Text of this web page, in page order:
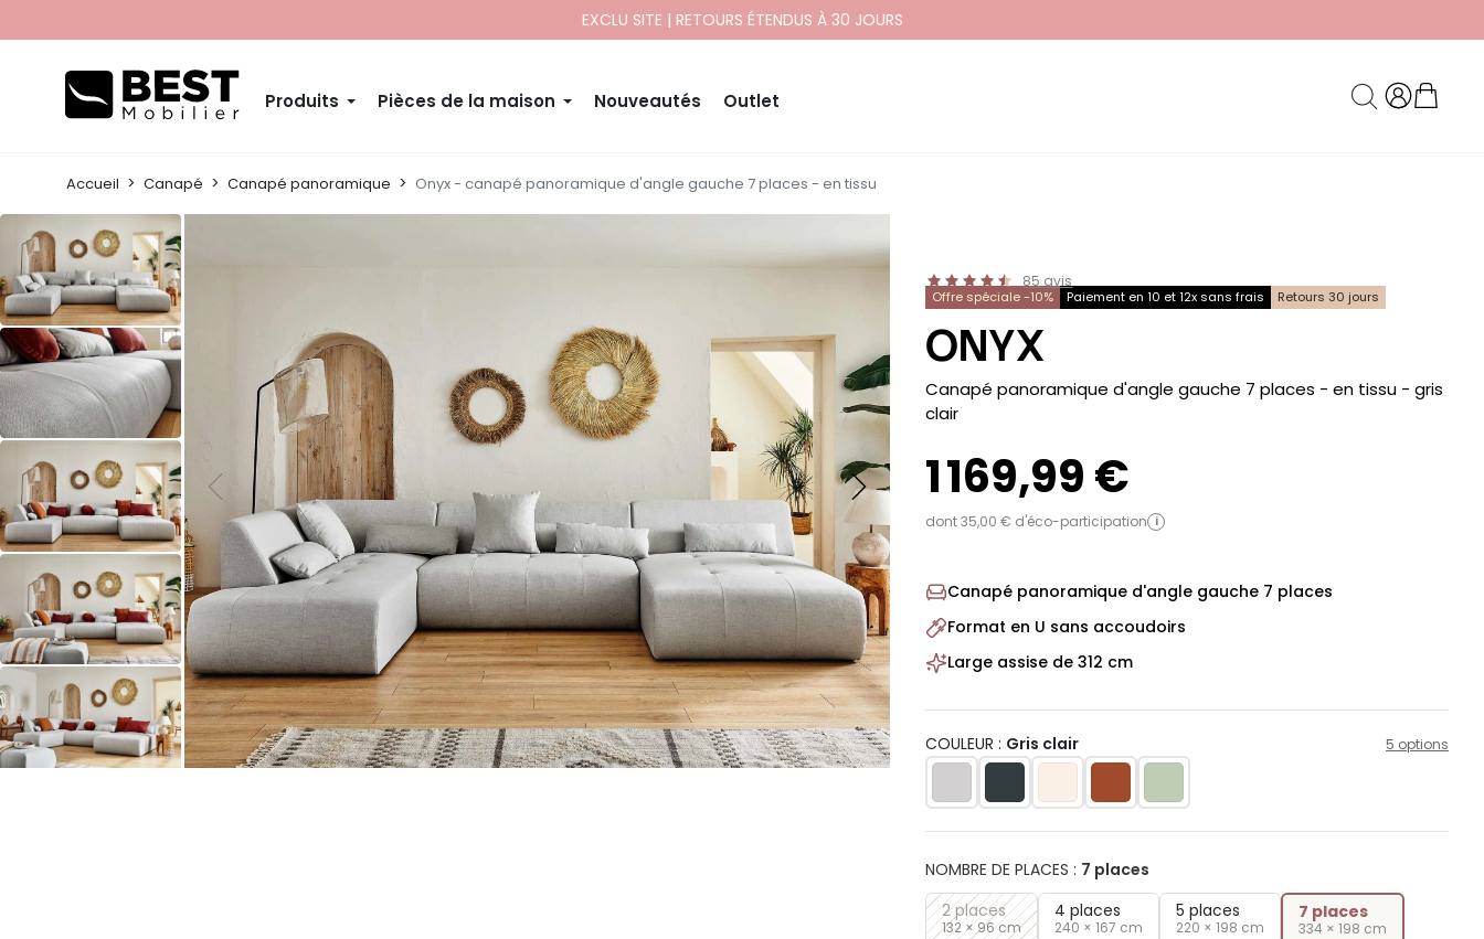
EXCLU SITE | RETOURS ÉTENDUS À 30 JOURS
Produits Pièces de la maison Nouveautés Outlet
Accueil Canapé Canapé panoramique Onyx - canapé panoramique d'angle gauche 7 places - en tissu
85 avis
Offre spéciale -10% Paiement en 10 et 12x sans frais Retours 30 jours
ONYX
-
Canapé panoramique d'angle gauche 7 places - en tissu - gris
clair
1 169,99 €
dont 35,00 € d'éco-participation i
Canapé panoramique d'angle gauche 7 places
Format en U sans accoudoirs
Large assise de 312 cm
COULEUR : Gris clair 5 options
NOMBRE DE PLACES : 7 places
2 places
132 × 96 cm
4 places
240 × 167 cm
5 places
220 × 198 cm
7 places
334 × 198 cm